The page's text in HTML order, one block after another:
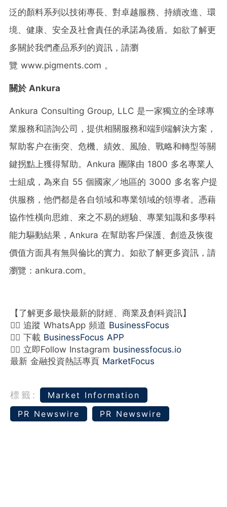
泛的顏料系列以技術專長、對卓越服務、持續改進、環
境、健康、安全及社會責任的承諾為後盾。如欲了解更
多關於我們產品系列的資訊，請瀏
覽 www.pigments.com 。
關於Ankura
Ankura Consulting Group, LLC 是一家獨立的全球專
業服務和諮詢公司，提供相關服務和端到端解決方案，
幫助客户在衝突、危機、績效、風險、戰略和轉型等關
鍵拐點上獲得幫助。Ankura 團隊由 1800 多名專業人
士組成，為來自 55 個國家／地區的 3000 多名客户提
供服務，他們都是各自領域和專業領域的領導者。憑藉
協作性橫向思維、來之不易的經驗、專業知識和多學科
能力驅動結果，Ankura 在幫助客戶保護、創造及恢復
價值方面具有無與倫比的實力。如欲了解更多資訊，請
瀏覽：ankura.com。
【了解更多最快最新的財經、商業及創科資訊】
👉🏻 追蹤 WhatsApp 頻道 BusinessFocus
👉🏻 下載 BusinessFocus APP
👉🏻 立即Follow Instagram businessfocus.io
最新 金融投資熱話專頁 MarketFocus
標籤:
Market Information
PR Newswire
PR Newswire